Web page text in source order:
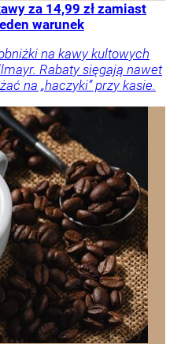
za 14,99 zł zamiast
warunek
na kawy kultowych
Rabaty sięgają nawet
na „haczyki” przy kasie.